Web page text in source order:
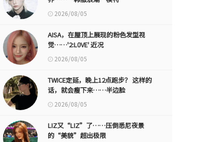
2026/08/05
AISA，在屋顶上展现的粉色发型视
觉……'2:L0VE' 近况
2026/08/05
TWICE定延，晚上12点跑步？ 这样的
话，就会瘦下来……半边脸
2026/08/05
LIZ又“LIZ”了……压倒悉尼夜景
的“美貌”超出极限